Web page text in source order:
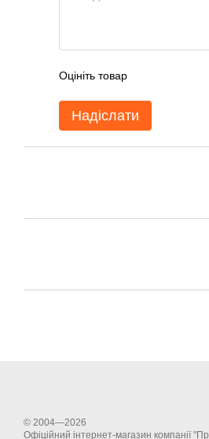
Оцініть товар
Надіслати
© 2004—2026
Офіційний інтернет-магазин компанії